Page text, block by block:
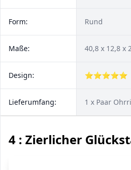
Form: Rund
Maße: 40,8 x 12,8 x
Design: ⭐⭐⭐⭐⭐
Lieferumfang: 1 x Paar
4 : Zierlicher